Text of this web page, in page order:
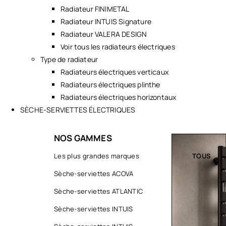
Radiateur FINIMETAL
Radiateur INTUIS Signature
Radiateur VALERA DESIGN
Voir tous les radiateurs électriques
Type de radiateur
Radiateurs électriques verticaux
Radiateurs électriques plinthe
Radiateurs électriques horizontaux
SÈCHE-SERVIETTES ÉLECTRIQUES
NOS GAMMES
Les plus grandes marques
Sèche-serviettes ACOVA
Sèche-serviettes ATLANTIC
Sèche-serviettes INTUIS
TOUS